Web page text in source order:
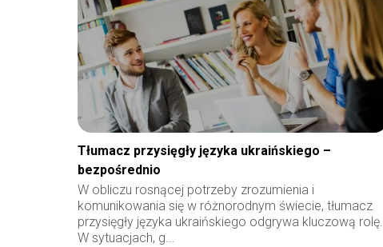
Tłumacz przysięgły języka ukraińskiego –
bezpośrednio
W obliczu rosnącej potrzeby zrozumienia i
komunikowania się w różnorodnym świecie, tłumacz
przysięgły języka ukraińskiego odgrywa kluczową rolę.
W sytuacjach, g...